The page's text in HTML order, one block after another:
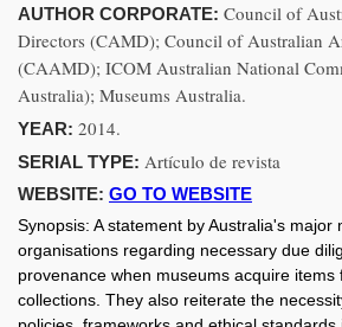
AUTHOR CORPORATE: Council of
Directors (CAMD); Council of Australian
(CAAMD); ICOM Australian National
Australia); Museums Australia.
YEAR: 2014.
SERIAL TYPE: Artículo de revista
WEBSITE: GO TO WEBSITE
Synopsis: A statement by Australia's major
organisations regarding necessary due
provenance when museums acquire items
collections. They also reiterate the